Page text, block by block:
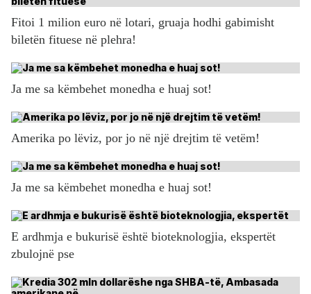
Fitoi 1 milion euro në lotari, gruaja hodhi gabimisht
biletën fituese në plehra!
Ja me sa këmbehet monedha e huaj sot!
Amerika po lëviz, por jo në një drejtim të vetëm!
Ja me sa këmbehet monedha e huaj sot!
E ardhmja e bukurisë është bioteknologjia, ekspertët
zbulojnë pse